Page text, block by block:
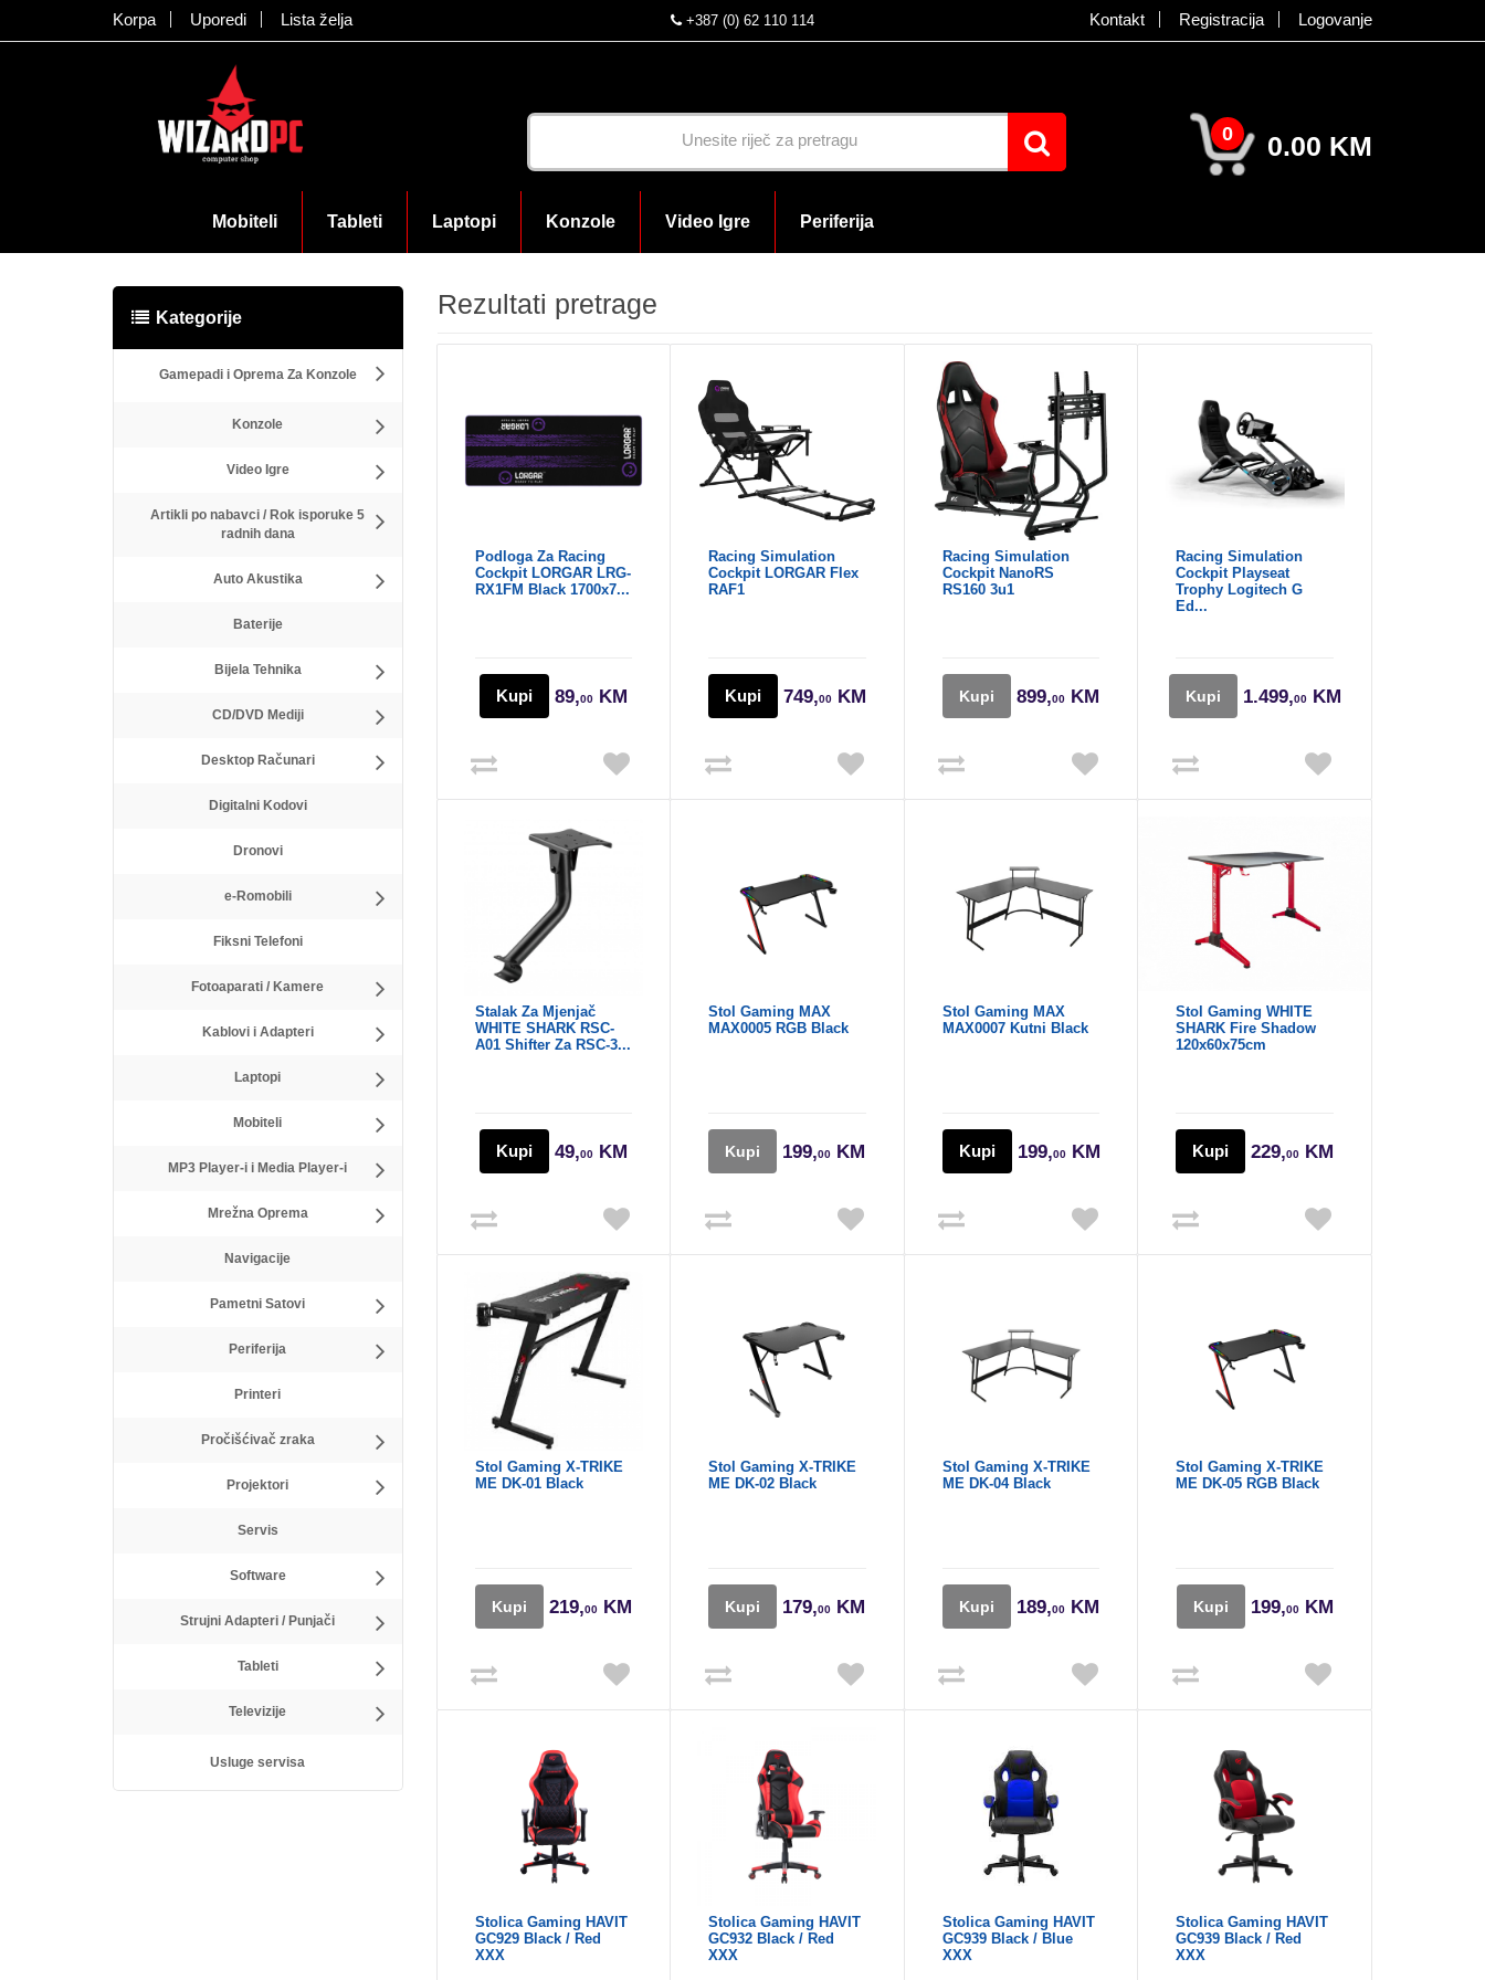
Korpa Uporedi Lista želja +387 (0) 62 110 114 Kontakt Registracija Logovanje
0 0.00 KM
Mobiteli Tableti Laptopi Konzole Video Igre Periferija
Kategorije
Gamepadi i Oprema Za Konzole
Konzole
Video Igre
Artikli po nabavci / Rok isporuke 5
radnih dana
Auto Akustika
Baterije
Bijela Tehnika
CD/DVD Mediji
Desktop Računari
Digitalni Kodovi
Dronovi
e-Romobili
Fiksni Telefoni
Fotoaparati / Kamere
Kablovi i Adapteri
Laptopi
Mobiteli
MP3 Player-i i Media Player-i
Mrežna Oprema
Navigacije
Pametni Satovi
Periferija
Printeri
Pročišćivač zraka
Projektori
Servis
Software
Strujni Adapteri / Punjači
Tableti
Televizije
Usluge servisa
Rezultati pretrage
Podloga Za Racing
Cockpit LORGAR LRG-
RX1FM Black 1700x7...
Kupi 89,00KM
Racing Simulation
Cockpit LORGAR Flex
RAF1
Kupi 749,00KM
Racing Simulation
Cockpit NanoRS
RS160 3u1
Kupi 899,00 KM
Racing Simulation
Cockpit Playseat
Trophy Logitech G
Ed...
Kupi 1.499,00KM
Stalak Za Mjenjač
WHITE SHARK RSC-
A01 Shifter Za RSC-3...
Kupi 49,00KM
Stol Gaming MAX
MAX0005 RGB Black
Kupi 199,00 KM
Stol Gaming MAX
MAX0007 Kutni Black
Kupi 199,00KM
Stol Gaming WHITE
SHARK Fire Shadow
120x60x75cm
Kupi 229,00 KM
Stol Gaming X-TRIKE
ME DK-01 Black
Kupi 219,00KM
Stol Gaming X-TRIKE
ME DK-02 Black
Kupi 179,00 KM
Stol Gaming X-TRIKE
ME DK-04 Black
Kupi 189,00 KM
Stol Gaming X-TRIKE
ME DK-05 RGB Black
Kupi 199,00KM
Stolica Gaming HAVIT
GC929 Black / Red
XXX
Stolica Gaming HAVIT
GC932 Black / Red
XXX
Stolica Gaming HAVIT
GC939 Black / Blue
XXX
Stolica Gaming HAVIT
GC939 Black / Red
XXX